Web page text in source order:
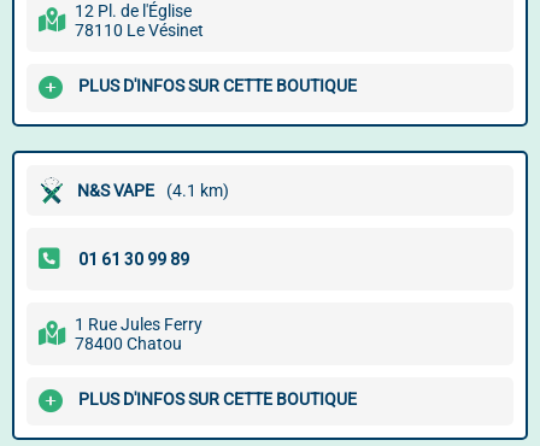
12 Pl. de l'Église
78110 Le Vésinet
PLUS D'INFOS SUR CETTE BOUTIQUE
N&S VAPE (4.1 km)
1 Rue Jules Ferry
78400 Chatou
PLUS D'INFOS SUR CETTE BOUTIQUE